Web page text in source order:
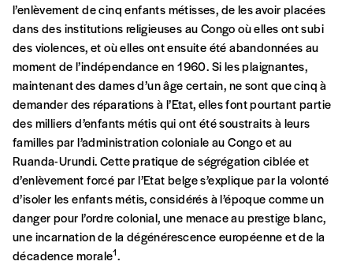
l’enlèvement de cinq enfants métisses, de les avoir placées
dans des institutions religieuses au Congo où elles ont subi
des violences, et où elles ont ensuite été abandonnées au
moment de l’indépendance en 1960. Si les plaignantes,
maintenant des dames d’un âge certain, ne sont que cinq à
demander des réparations à l’Etat, elles font pourtant partie
des milliers d’enfants métis qui ont été soustraits à leurs
familles par l’administration coloniale au Congo et au
Ruanda-Urundi. Cette pratique de ségrégation ciblée et
d’enlèvement forcé par l’Etat belge s’explique par la volonté
d’isoler les enfants métis, considérés à l’époque comme un
danger pour l’ordre colonial, une menace au prestige blanc,
une incarnation de la dégénérescence européenne et de la
décadence morale1.